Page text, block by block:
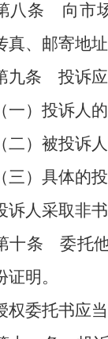
条 向市
真、邮寄地
条 投诉
投诉人的
被投诉人
具体的投
采取非书
条委托
证明。
托书应当